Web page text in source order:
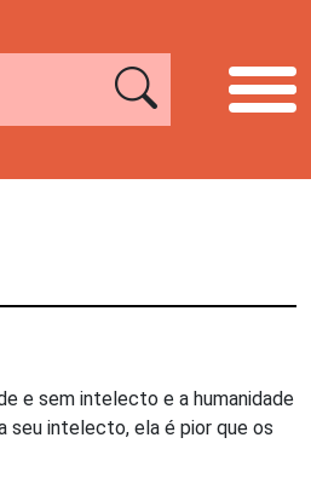
e sem intelecto e a humanidade
seu intelecto, ela é pior que os